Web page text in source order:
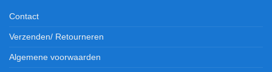
Contact
Verzenden/ Retourneren
Algemene voorwaarden